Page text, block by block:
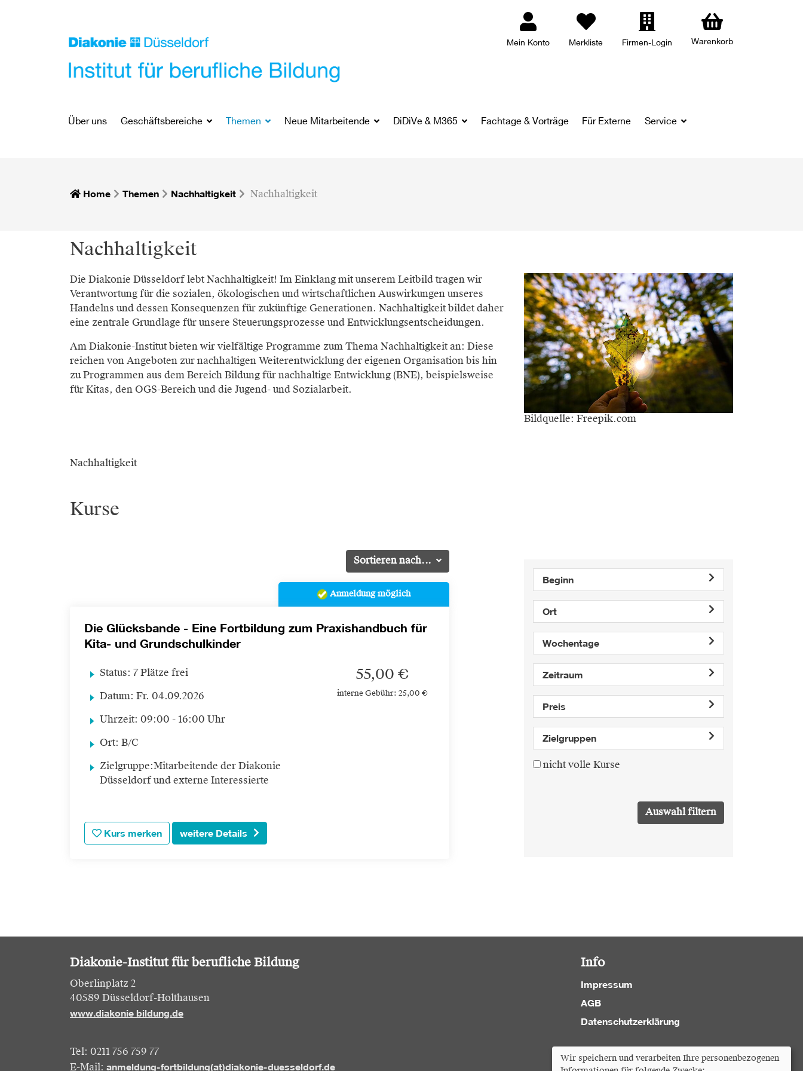
Mein Konto Merkliste Firmen-Login Warenkorb
Über uns Geschäftsbereiche Themen Neue Mitarbeitende DiDiVe & M365 Fachtage & Vorträge Für Externe Service
Home Themen Nachhaltigkeit Nachhaltigkeit
Nachhaltigkeit
Die Diakonie Düsseldorf lebt Nachhaltigkeit! Im Einklang mit unserem Leitbild tragen wir
Verantwortung für die sozialen, ökologischen und wirtschaftlichen Auswirkungen unseres
Handelns und dessen Konsequenzen für zukünftige Generationen. Nachhaltigkeit bildet daher
eine zentrale Grundlage für unsere Steuerungsprozesse und Entwicklungsentscheidungen.
Am Diakonie-Institut bieten wir vielfältige Programme zum Thema Nachhaltigkeit an: Diese
reichen von Angeboten zur nachhaltigen Weiterentwicklung der eigenen Organisation bis hin
zu Programmen aus dem Bereich Bildung für nachhaltige Entwicklung (BNE), beispielsweise
für Kitas, den OGS-Bereich und die Jugend- und Sozialarbeit.
Bildquelle: Freepik.com
Nachhaltigkeit
Kurse
Sortieren nach...
Anmeldung möglich
Die Glücksbande - Eine Fortbildung zum Praxishandbuch für
Kita- und Grundschulkinder
Status: 7 Plätze frei
Datum: Fr. 04.09.2026
Uhrzeit: 09:00 - 16:00 Uhr
Ort: B/C
Zielgruppe:Mitarbeitende der Diakonie
Düsseldorf und externe Interessierte
55,00 €
interne Gebühr: 25,00 €
Kurs merken weitere Details
Beginn
Ort
Wochentage
Zeitraum
Preis
Zielgruppen
nicht volle Kurse
Diakonie-Institut für berufliche Bildung
Oberlinplatz 2
40589 Düsseldorf-Holthausen
www.diakonie bildung.de
Tel: 0211 756 759 77
E-Mail: anmeldung-fortbildung(at)diakonie-duesseldorf.de
Info
Impressum
AGB
Datenschutzerklärung
Cookie Einstellungen
Wir speichern und verarbeiten Ihre personenbezogenen